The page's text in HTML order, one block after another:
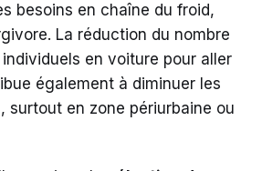
besoins en chaîne du froid,
La réduction du nombre
en voiture pour aller
également à diminuer les
surtout en zone périurbaine ou